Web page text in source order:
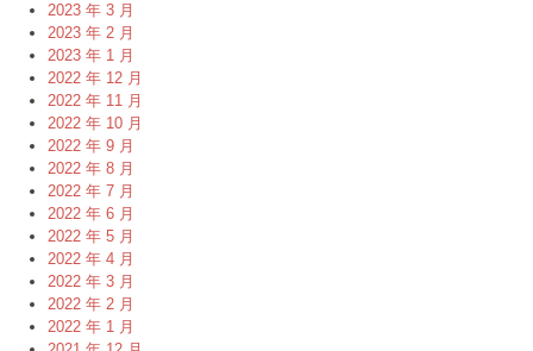
2023 年 3 月
2023 年 2 月
2023 年 1 月
2022 年 12 月
2022 年 11 月
2022 年 10 月
2022 年 9 月
2022 年 8 月
2022 年 7 月
2022 年 6 月
2022 年 5 月
2022 年 4 月
2022 年 3 月
2022 年 2 月
2022 年 1 月